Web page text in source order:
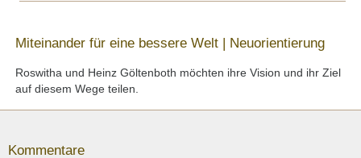
Miteinander für eine bessere Welt | Neuorientierung
Roswitha und Heinz Göltenboth möchten ihre Vision und ihr Ziel
auf diesem Wege teilen.
Kommentare